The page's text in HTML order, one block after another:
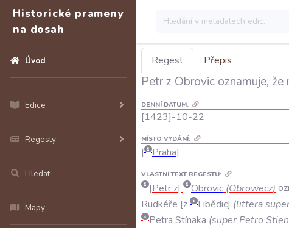
Historické prameny
na dosah
Úvod
Edice
Regesty
Hledat
Mapy
Regest Přepis
Petr z Obrovic oznamuje,
DENNÍ DATUM:
[1423]-10-22
MÍSTO VYDÁNÍ:
Praha
VLASTNÍ TEXT REGESTU:
Petr z Obrovic (Obrowecz)
Rudkéře z Libědic (littera
Petra Stínaka (super Petro